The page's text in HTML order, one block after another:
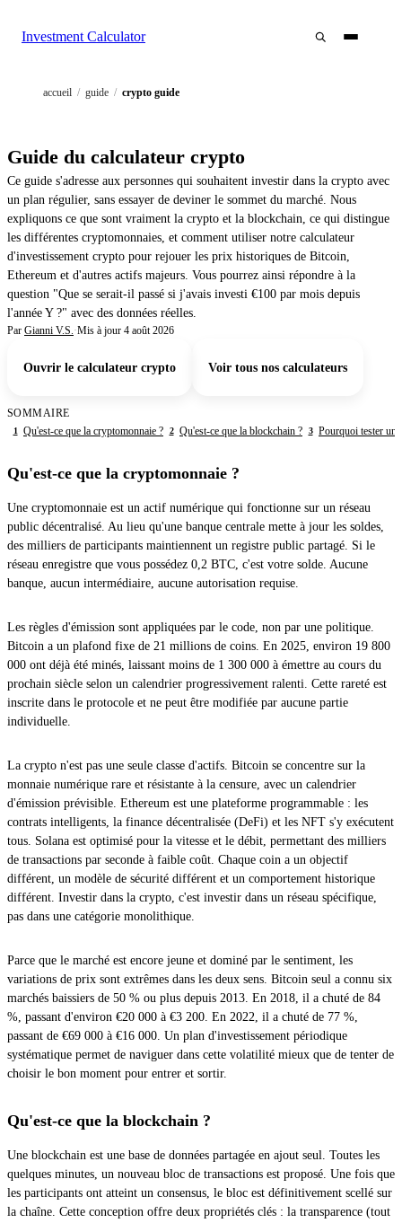
Investment Calculator
accueil / guide / crypto guide
Guide du calculateur crypto
Ce guide s'adresse aux personnes qui souhaitent investir dans la crypto avec
un plan régulier, sans essayer de deviner le sommet du marché. Nous
expliquons ce que sont vraiment la crypto et la blockchain, ce qui distingue
les différentes cryptomonnaies, et comment utiliser notre calculateur
d'investissement crypto pour rejouer les prix historiques de Bitcoin,
Ethereum et d'autres actifs majeurs. Vous pourrez ainsi répondre à la
question "Que se serait-il passé si j'avais investi €100 par mois depuis
l'année Y ?" avec des données réelles.
Par Gianni V.S.·Mis à jour 4 août 2026
Ouvrir le calculateur crypto Voir tous nos calculateurs
SOMMAIRE
1 Qu'est-ce que la cryptomonnaie ? 2 Qu'est-ce que la blockchain ? 3 Pourquoi tester un
Qu'est-ce que la cryptomonnaie ?
Une cryptomonnaie est un actif numérique qui fonctionne sur un réseau
public décentralisé. Au lieu qu'une banque centrale mette à jour les soldes,
des milliers de participants maintiennent un registre public partagé. Si le
réseau enregistre que vous possédez 0,2 BTC, c'est votre solde. Aucune
banque, aucun intermédiaire, aucune autorisation requise.
Les règles d'émission sont appliquées par le code, non par une politique.
Bitcoin a un plafond fixe de 21 millions de coins. En 2025, environ 19 800
000 ont déjà été minés, laissant moins de 1 300 000 à émettre au cours du
prochain siècle selon un calendrier progressivement ralenti. Cette rareté est
inscrite dans le protocole et ne peut être modifiée par aucune partie
individuelle.
La crypto n'est pas une seule classe d'actifs. Bitcoin se concentre sur la
monnaie numérique rare et résistante à la censure, avec un calendrier
d'émission prévisible. Ethereum est une plateforme programmable : les
contrats intelligents, la finance décentralisée (DeFi) et les NFT s'y exécutent
tous. Solana est optimisé pour la vitesse et le débit, permettant des milliers
de transactions par seconde à faible coût. Chaque coin a un objectif
différent, un modèle de sécurité différent et un comportement historique
différent. Investir dans la crypto, c'est investir dans un réseau spécifique,
pas dans une catégorie monolithique.
Parce que le marché est encore jeune et dominé par le sentiment, les
variations de prix sont extrêmes dans les deux sens. Bitcoin seul a connu six
marchés baissiers de 50 % ou plus depuis 2013. En 2018, il a chuté de 84
%, passant d'environ €20 000 à €3 200. En 2022, il a chuté de 77 %,
passant de €69 000 à €16 000. Un plan d'investissement périodique
systématique permet de naviguer dans cette volatilité mieux que de tenter de
choisir le bon moment pour entrer et sortir.
Qu'est-ce que la blockchain ?
Une blockchain est une base de données partagée en ajout seul. Toutes les
quelques minutes, un nouveau bloc de transactions est proposé. Une fois que
les participants ont atteint un consensus, le bloc est définitivement scellé sur
la chaîne. Cette conception offre deux propriétés clés : la transparence (tout